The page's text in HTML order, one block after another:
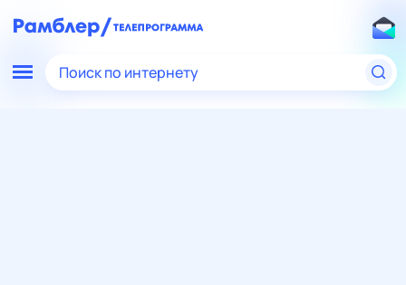
Поиск по интернету